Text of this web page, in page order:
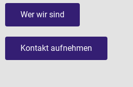
Wer wir sind
Kontakt aufnehmen